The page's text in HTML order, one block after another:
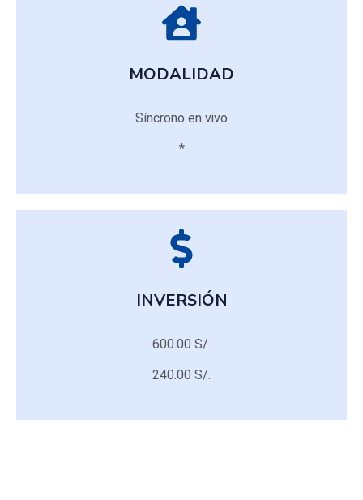
MODALIDAD
Síncrono en vivo
*
MODALIDAD
Síncrono en vivo
*
INVERSIÓN
600.00 S/.
240.00 S/.
INVERSIÓN
600.00 S/.
240.00 S/.